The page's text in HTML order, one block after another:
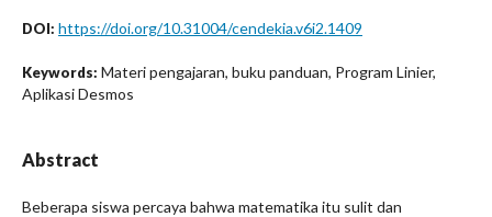
DOI: https://doi.org/10.31004/cendekia.v6i2.1409
Keywords: Materi pengajaran, buku panduan, Program Linier,
Aplikasi Desmos
Abstract
Beberapa siswa percaya bahwa matematika itu sulit dan